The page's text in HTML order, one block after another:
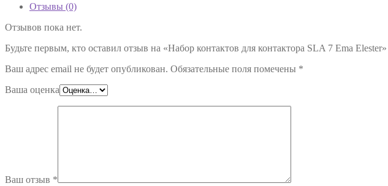
Отзывы (0)
Отзывов пока нет.
Будьте первым, кто оставил отзыв на «Набор контактов для контактора SLA 7 Ema Elester»
Ваш адрес email не будет опубликован. Обязательные поля помечены *
Ваша оценка
Ваш отзыв *